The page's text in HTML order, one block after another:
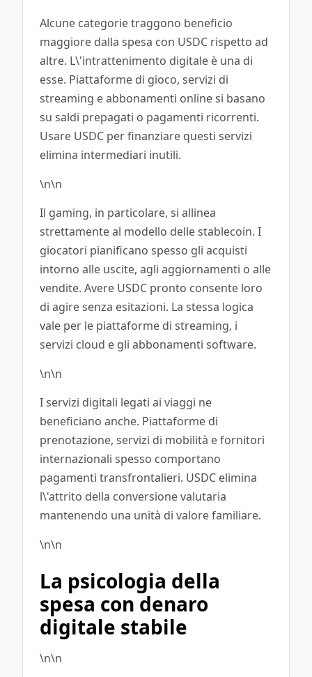
Alcune categorie traggono beneficio
maggiore dalla spesa con USDC rispetto ad
altre. L\'intrattenimento digitale è una di
esse. Piattaforme di gioco, servizi di
streaming e abbonamenti online si basano
su saldi prepagati o pagamenti ricorrenti.
Usare USDC per finanziare questi servizi
elimina intermediari inutili.
\n\n
Il gaming, in particolare, si allinea
strettamente al modello delle stablecoin. I
giocatori pianificano spesso gli acquisti
intorno alle uscite, agli aggiornamenti o alle
vendite. Avere USDC pronto consente loro
di agire senza esitazioni. La stessa logica
vale per le piattaforme di streaming, i
servizi cloud e gli abbonamenti software.
\n\n
I servizi digitali legati ai viaggi ne
beneficiano anche. Piattaforme di
prenotazione, servizi di mobilità e fornitori
internazionali spesso comportano
pagamenti transfrontalieri. USDC elimina
l\'attrito della conversione valutaria
mantenendo una unità di valore familiare.
\n\n
La psicologia della
spesa con denaro
digitale stabile
\n\n